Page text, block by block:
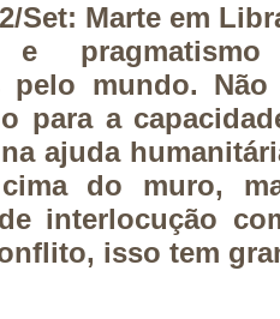
Set: Marte em
e
pelo mundo.
para a
ajuda
do muro,
interlocução
isso tem